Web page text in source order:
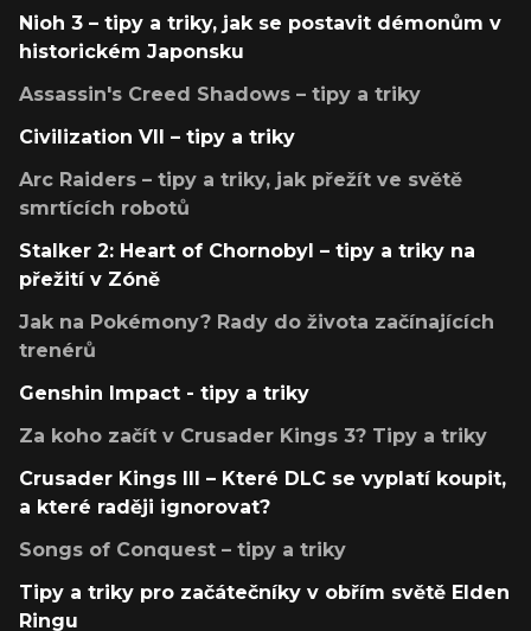
Nioh 3 – tipy a triky, jak se postavit démonům v
historickém Japonsku
Assassin's Creed Shadows – tipy a triky
Civilization VII – tipy a triky
Arc Raiders – tipy a triky, jak přežít ve světě
smrtících robotů
Stalker 2: Heart of Chornobyl – tipy a triky na
přežití v Zóně
Jak na Pokémony? Rady do života začínajících
trenérů
Genshin Impact - tipy a triky
Za koho začít v Crusader Kings 3? Tipy a triky
Crusader Kings III – Které DLC se vyplatí koupit,
a které raději ignorovat?
Songs of Conquest – tipy a triky
Tipy a triky pro začátečníky v obřím světě Elden
Ringu